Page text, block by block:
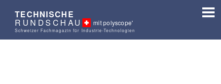
TECHNISCHE
RUNDSCHAU mit polyscope'
Schweizer Fachmagazin für Industrie-Technologien